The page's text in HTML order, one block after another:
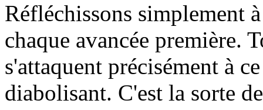
Réfléchissons simplement
chaque avancée première.
s'attaquent précisément à
diabolisant. C'est la sorte